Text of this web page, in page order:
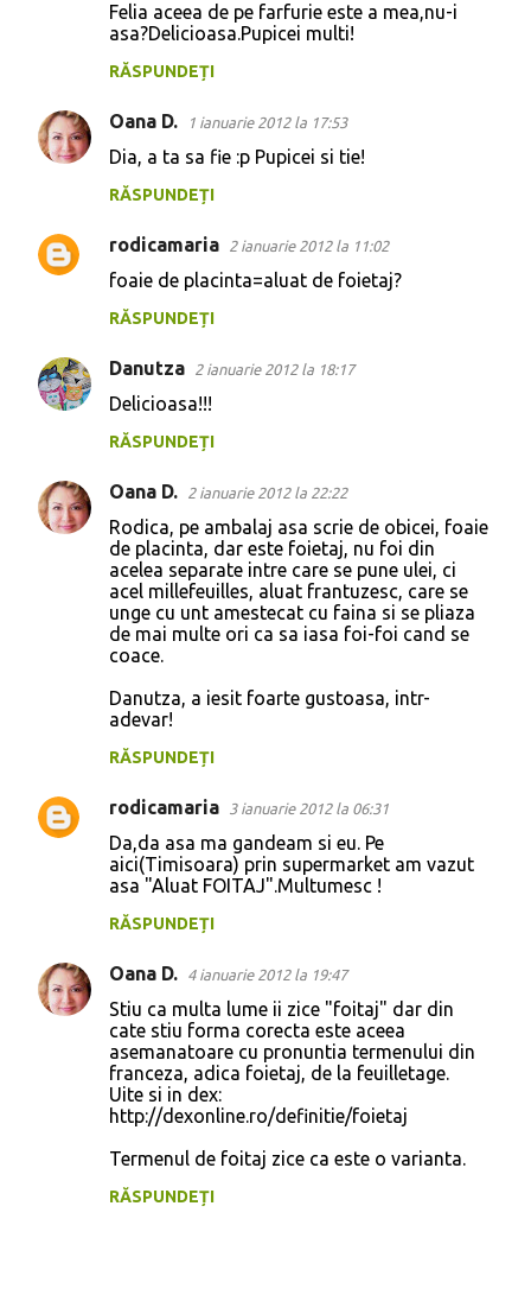
t
i
i
Felia aceea de pe farfurie este a mea,nu-i
asa?Delicioasa.Pupicei multi!
RĂSPUNDEȚI
Oana D. 1 ianuarie 2012 la 17:53
Dia, a ta sa fie :p Pupicei si tie!
RĂSPUNDEȚI
rodicamaria 2 ianuarie 2012 la 11:02
foaie de placinta=aluat de foietaj?
RĂSPUNDEȚI
Danutza 2 ianuarie 2012 la 18:17
Delicioasa!!!
RĂSPUNDEȚI
Oana D. 2 ianuarie 2012 la 22:22
Rodica, pe ambalaj asa scrie de obicei, foaie
de placinta, dar este foietaj, nu foi din
acelea separate intre care se pune ulei, ci
acel millefeuilles, aluat frantuzesc, care se
unge cu unt amestecat cu faina si se pliaza
de mai multe ori ca sa iasa foi-foi cand se
coace.
Danutza, a iesit foarte gustoasa, intr-
adevar!
RĂSPUNDEȚI
rodicamaria 3 ianuarie 2012 la 06:31
Da,da asa ma gandeam si eu. Pe
aici(Timisoara) prin supermarket am vazut
asa "Aluat FOITAJ".Multumesc !
RĂSPUNDEȚI
Oana D. 4 ianuarie 2012 la 19:47
Stiu ca multa lume ii zice "foitaj" dar din
cate stiu forma corecta este aceea
asemanatoare cu pronuntia termenului din
franceza, adica foietaj, de la feuilletage.
Uite si in dex:
http://dexonline.ro/definitie/foietaj
Termenul de foitaj zice ca este o varianta.
RĂSPUNDEȚI